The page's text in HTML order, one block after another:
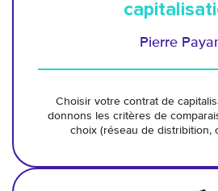
Pierre
Choisir votre contrat de
donnons les critères de
choix (réseau de distribition,